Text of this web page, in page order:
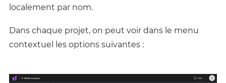
localement par nom.
Dans chaque projet, on peut voir dans le menu
contextuel les options suivantes :